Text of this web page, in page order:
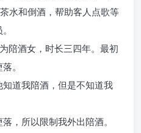
水和倒酒，帮助客人点歌等
陪酒女，时长三四年。最初
。
道我陪酒，但是不知道我
，所以限制我外出陪酒。